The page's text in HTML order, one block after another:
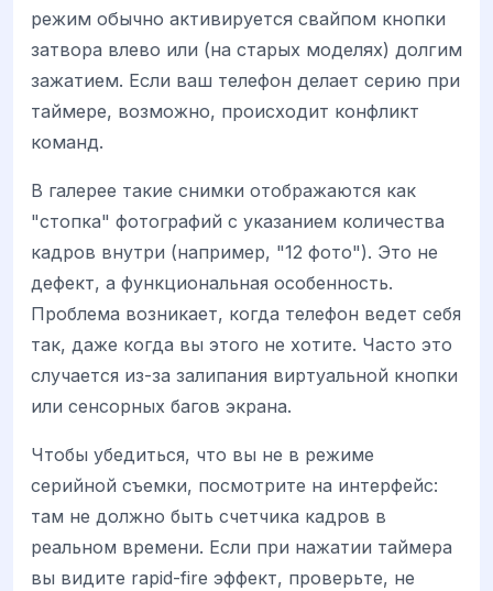
режим обычно активируется свайпом кнопки
затвора влево или (на старых моделях) долгим
зажатием. Если ваш телефон делает серию при
таймере, возможно, происходит конфликт
команд.
В галерее такие снимки отображаются как
"стопка" фотографий с указанием количества
кадров внутри (например, "12 фото"). Это не
дефект, а функциональная особенность.
Проблема возникает, когда телефон ведет себя
так, даже когда вы этого не хотите. Часто это
случается из-за залипания виртуальной кнопки
или сенсорных багов экрана.
Чтобы убедиться, что вы не в режиме
серийной съемки, посмотрите на интерфейс:
там не должно быть счетчика кадров в
реальном времени. Если при нажатии таймера
вы видите rapid-fire эффект, проверьте, не